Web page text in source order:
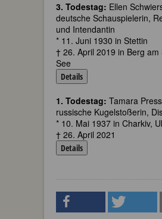
3. Todestag: Ellen
deutsche Schauspielerin,
und Intendantin
* 11. Juni 1930 in Stettin
† 26. April 2019 in Berg
See
Details
1. Todestag: Tamara Press
russische Kugelstoßerin,
* 10. Mai 1937 in Charkiv,
† 26. April 2021
Details